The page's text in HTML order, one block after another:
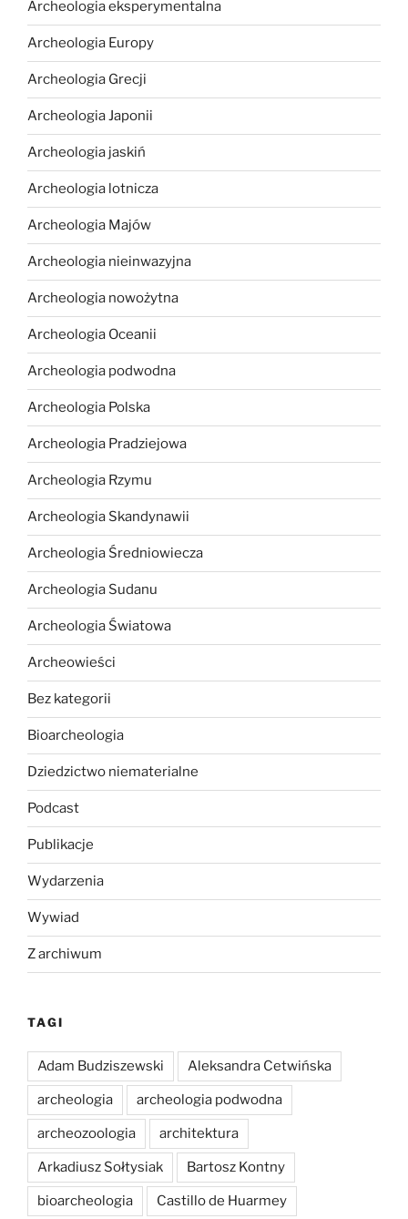
Archeologia eksperymentalna
Archeologia Europy
Archeologia Grecji
Archeologia Japonii
Archeologia jaskiń
Archeologia lotnicza
Archeologia Majów
Archeologia nieinwazyjna
Archeologia nowożytna
Archeologia Oceanii
Archeologia podwodna
Archeologia Polska
Archeologia Pradziejowa
Archeologia Rzymu
Archeologia Skandynawii
Archeologia Średniowiecza
Archeologia Sudanu
Archeologia Światowa
Archeowieści
Bez kategorii
Bioarcheologia
Dziedzictwo niematerialne
Podcast
Publikacje
Wydarzenia
Wywiad
Z archiwum
TAGI
Adam Budziszewski Aleksandra Cetwińska
archeologia archeologia podwodna
archeozoologia architektura
Arkadiusz Sołtysiak Bartosz Kontny
bioarcheologia Castillo de Huarmey